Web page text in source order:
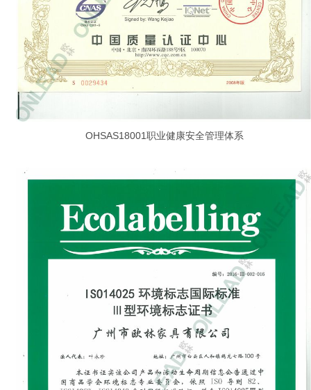
OHSAS18001职业健康安全管理体系